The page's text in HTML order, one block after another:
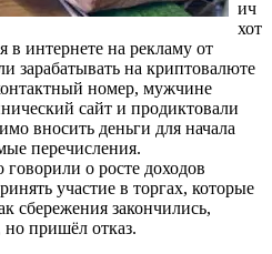
ич
хот
в интернете на рекламу от
зарабатывать на криптовалюте
номер, мужчине
сайт и продиктовали
вносить деньги для начала
перечисления.
о росте доходов
участие в торгах, которые
сбережения закончились,
но пришёл отказ.